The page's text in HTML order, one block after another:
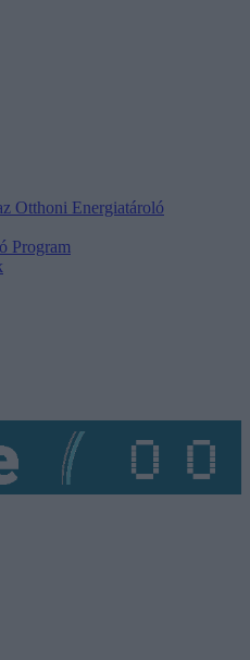
Otthoni Energiatároló
Program